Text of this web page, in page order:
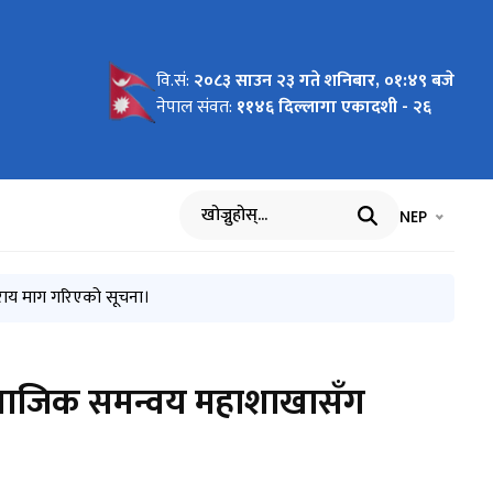
साल
सुरक्षा
यौनिक
२०८३
२०८३
२०८३
वि.सं: २०८३ साउन २३ गते शनिबार, ०१:४९ बजे
नेपाल संवत: ११४६ दिल्लागा एकादशी - २६
खोज्नुहोस् भाषा चयन
NEP
माग गरिएको सूचना।
समन्वय महाशाखासँग